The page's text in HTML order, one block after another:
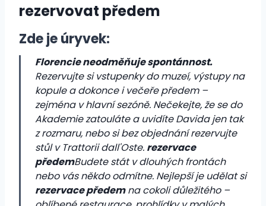
rezervovat předem
Zde je úryvek:
Florencie neodměňuje spontánnost.
Rezervujte si vstupenky do muzeí, výstupy na
kopule a dokonce i večeře předem –
zejména v hlavní sezóně. Nečekejte, že se do
Akademie zatouláte a uvidíte Davida jen tak
z rozmaru, nebo si bez objednání rezervujte
stůl v Trattorii dall'Oste. rezervace
předemBudete stát v dlouhých frontách
nebo vás někdo odmítne. Nejlepší je udělat si
rezervace předemna cokoli důležitého –